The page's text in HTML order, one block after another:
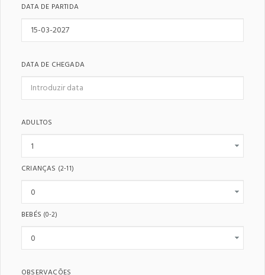
DATA DE PARTIDA
DATA DE CHEGADA
ADULTOS
CRIANÇAS (2-11)
BEBÉS (0-2)
OBSERVAÇÕES